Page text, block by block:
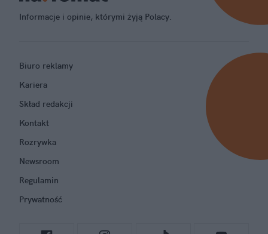
Informacje i opinie, którymi żyją Polacy.
Biuro reklamy
Kariera
Skład redakcji
Kontakt
Rozrywka
Newsroom
Regulamin
Prywatność